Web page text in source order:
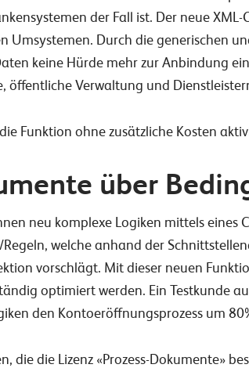
der Fall ist. Der neue
Umsystemen. Durch die generischen
keine Hürde mehr zur Anbindung
öffentliche Verwaltung und
Funktion ohne zusätzliche Kosten
über
neu komplexe Logiken mittels eines
welche anhand der
vorschlägt. Mit dieser neuen
optimiert werden. Ein Testkunde
den Kontoeröffnungsprozess um
die die Lizenz «Prozess-Dokumente»